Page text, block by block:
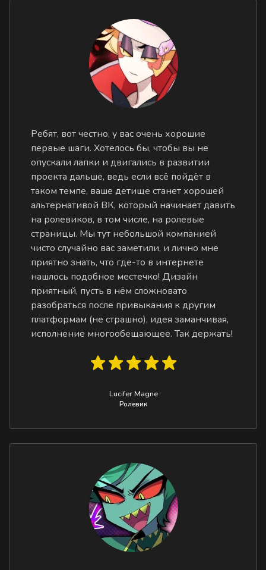
Ребят, вот честно, у вас очень хорошие
первые шаги. Хотелось бы, чтобы вы не
опускали лапки и двигались в развитии
проекта дальше, ведь если всё пойдёт в
таком темпе, ваше детище станет хорошей
альтернативой ВК, который начинает давить
на ролевиков, в том числе, на ролевые
страницы. Мы тут небольшой компанией
чисто случайно вас заметили, и лично мне
приятно знать, что где-то в интернете
нашлось подобное местечко! Дизайн
приятный, пусть в нём сложновато
разобраться после привыкания к другим
платформам (не страшно), идея заманчивая,
исполнение многообещающее. Так держать!
Lucifer Magne
Ролевик